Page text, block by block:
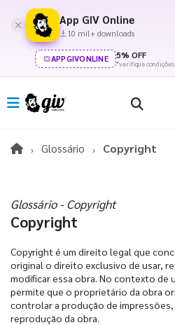
App GIV Online
10 mil+ downloads
APPGIVONLINE 5% OFF
*verifique condições
Glossário Copyright
Glossário - Copyright
Copyright
Copyright é um direito legal que
original o direito exclusivo de usar,
modificar essa obra. No contexto de
permite que o proprietário da obra
controlar a produção de
reprodução da obra.